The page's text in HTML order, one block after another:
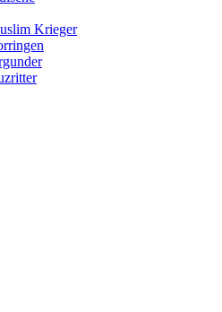
Krieger